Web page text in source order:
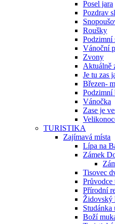
Posel jara
Pozdrav
Roušky
Podzimní
Vánoční
Zvony
Aktuálně
Je tu zas
Březen-
Podzimní
Vánočka
Zase je
TURISTIKA
Zajímavá místa
Lípa na
Zámek
Tisovec
Přírodní
Židovský
Studánka
Boží